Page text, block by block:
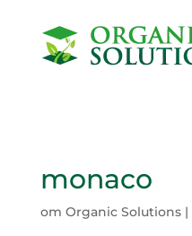
monaco
от Organic Solutions|